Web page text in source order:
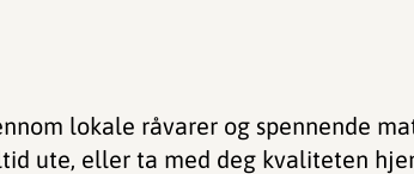
lokale råvarer og spennende
ute, eller ta med deg kvaliteten